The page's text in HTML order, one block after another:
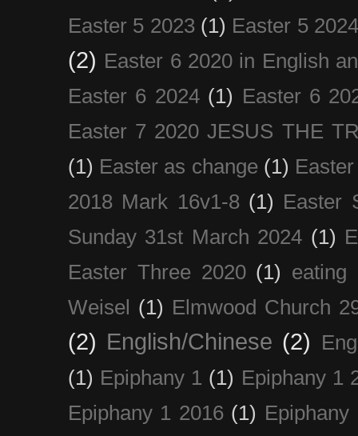
Easter 5 2023 (1) Easter 5
(2) Easter 6 2020 in English
Easter 6 2024 (1) Easter 6
Easter 7 2020 JESUS THE
(1) Easter as change (1)
2018 Mark 16v1-8 (1) Easter
Sunday 31st March 2024 (1)
Easter Three 2020 (1) eating
Weisel
(1) Elmwood Church
(2) English/Chinese (2)
(1) Epiphany 1 (1) Epiphany 1
Epiphany 1 2016 (1) Epiphany